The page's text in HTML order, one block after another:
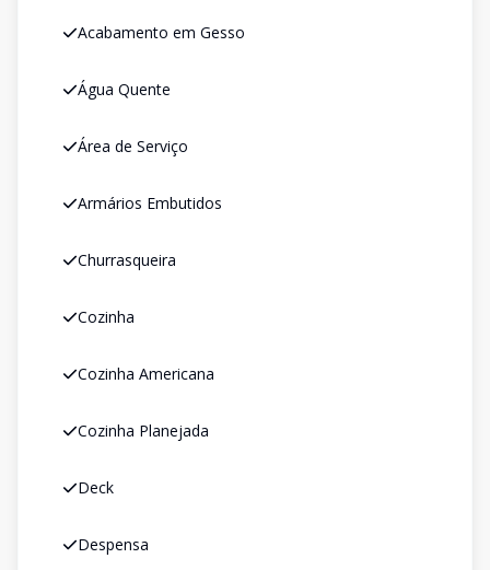
Acabamento em Gesso
Água Quente
Área de Serviço
Armários Embutidos
Churrasqueira
Cozinha
Cozinha Americana
Cozinha Planejada
Deck
Despensa